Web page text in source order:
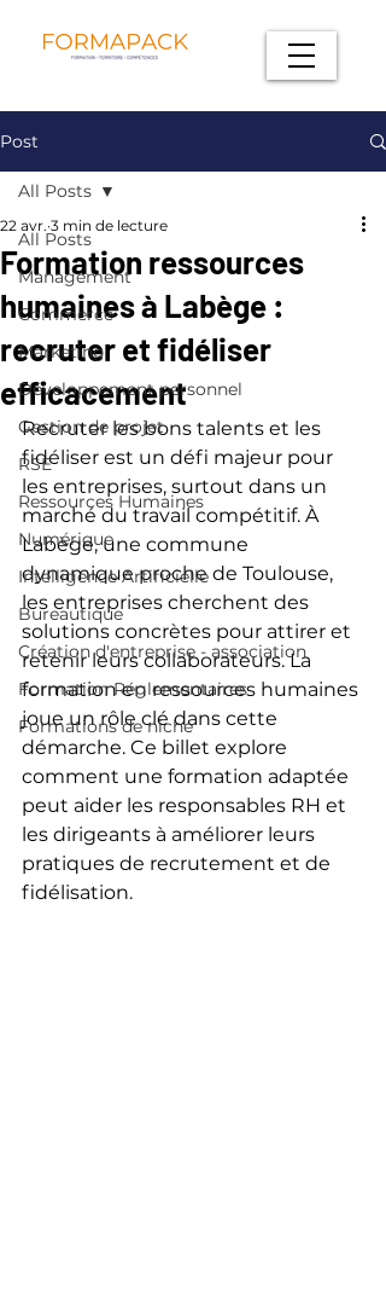
Post
All Posts
Management
Commerce
Marketing
Développement personnel
Gestion de projet
RSE
Ressources Humaines
Numérique
Intelligence Artificielle
Bureautique
Création d'entreprise - association
Formation Réglementaires
Formations de niche
All Posts
Formation ressources
humaines à Labège :
recruter et fidéliser
efficacement
22 avr. 3 min de lecture
Recruter les bons talents et les
fidéliser est un défi majeur pour
les entreprises, surtout dans un
marché du travail compétitif. À
Labège, une commune
dynamique proche de Toulouse,
les entreprises cherchent des
solutions concrètes pour attirer et
retenir leurs collaborateurs. La
formation en ressources humaines
joue un rôle clé dans cette
démarche. Ce billet explore
comment une formation adaptée
peut aider les responsables RH et
les dirigeants à améliorer leurs
pratiques de recrutement et de
fidélisation.